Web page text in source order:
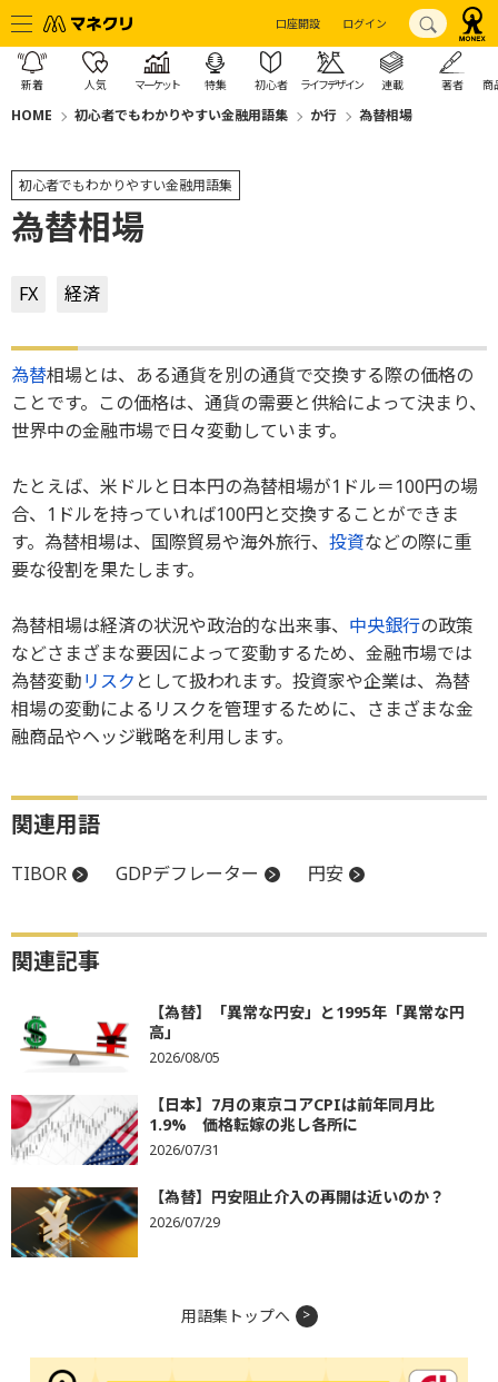
口座開設 ログイン
新着 人気 マーケット 特集 初心者 ライフデザイン 連載 著者 商
HOME 初心者でもわかりやすい金融用語集 か行 為替相場
初心者でもわかりやすい金融用語集
為替相場
FX 経済
為替相場とは、ある通貨を別の通貨で交換する際の価格の
ことです。この価格は、通貨の需要と供給によって決まり、
世界中の金融市場で日々変動しています。
たとえば、米ドルと日本円の為替相場が1ドル＝100円の場
合、1ドルを持っていれば100円と交換することができま
す。為替相場は、国際貿易や海外旅行、 投資などの際に重
要な役割を果たします。
為替相場は経済の状況や政治的な出来事、 中央銀行の政策
などさまざまな要因によって変動するため、金融市場では
為替変動リスク として扱われます。投資家や企業は、為替
相場の変動によるリスクを管理するために、さまざまな金
融商品やヘッジ戦略を利用します。
関連用語
TIBOR GDPデフレーター 円安
関連記事
【為替】「異常な円安」と1995年「異常な円
高」
2026/08/05
【日本】7月の東京コアCPIは前年同月比
1.9% 価格転嫁の兆し各所に
2026/07/31
【為替】円安阻止介入の再開は近いのか？
2026/07/29
用語集トップへ